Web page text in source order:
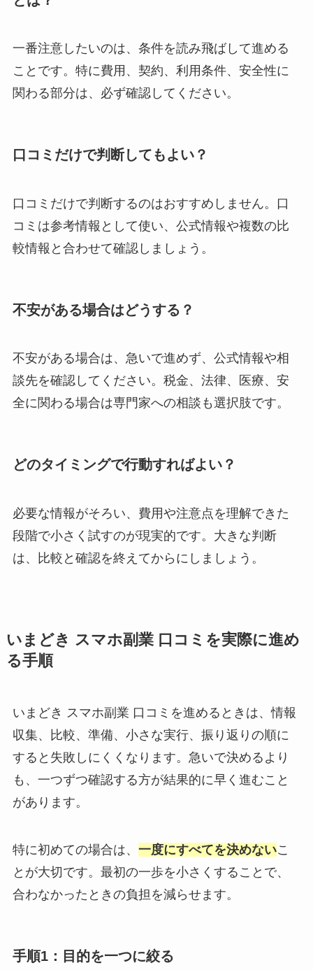
一番注意したいのは、条件を読み飛ばして進める
ことです。特に費用、契約、利用条件、安全性に
関わる部分は、必ず確認してください。
口コミだけで判断してもよい？
口コミだけで判断するのはおすすめしません。口
コミは参考情報として使い、公式情報や複数の比
較情報と合わせて確認しましょう。
不安がある場合はどうする？
不安がある場合は、急いで進めず、公式情報や相
談先を確認してください。税金、法律、医療、安
全に関わる場合は専門家への相談も選択肢です。
どのタイミングで行動すればよい？
必要な情報がそろい、費用や注意点を理解できた
段階で小さく試すのが現実的です。大きな判断
は、比較と確認を終えてからにしましょう。
いまどき スマホ副業 口コミを実際に進め
る手順
いまどき スマホ副業 口コミを進めるときは、情報
収集、比較、準備、小さな実行、振り返りの順に
すると失敗しにくくなります。急いで決めるより
も、一つずつ確認する方が結果的に早く進むこと
があります。
特に初めての場合は、 一度にすべてを決めないこ
とが大切です。最初の一歩を小さくすることで、
合わなかったときの負担を減らせます。
手順1：目的を一つに絞る